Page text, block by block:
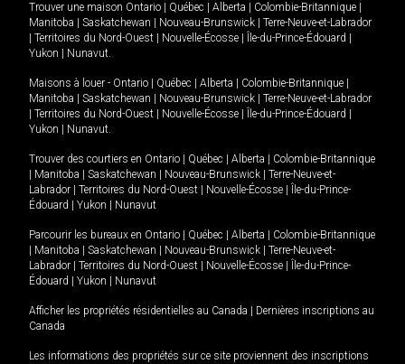
Trouver une maison Ontario Québec Alberta Colombie-Britannique
Manitoba
Saskatchewan Nouveau-Brunswick
Terre-Neuve-et-Labrador
Territoires du Nord-Ouest Nouvelle-Écosse Île-du-Prince-Édouard
Yukon
Nunavut.
Maisons à louer - Ontario Québec Alberta Colombie-Britannique
Manitoba
Saskatchewan Nouveau-Brunswick
Terre-Neuve-et-Labrador
Territoires du Nord-Ouest Nouvelle-Écosse Île-du-Prince-Édouard
Yukon
Nunavut.
Trouver des courtiers en Ontario Québec Alberta
Colombie-Britannique
Manitoba Saskatchewan Nouveau-Brunswick
Terre-Neuve-et-
Labrador
Territoires du Nord-Ouest Nouvelle-Écosse
Île-du-Prince-
Édouard
Yukon Nunavut
Parcourir les bureaux en Ontario Québec Alberta
Colombie-Britannique
Manitoba Saskatchewan Nouveau-Brunswick
Terre-Neuve-et-
Labrador
Territoires du Nord-Ouest Nouvelle-Écosse
Île-du-Prince-
Édouard
Yukon Nunavut
Afficher les propriétés résidentielles au Canada
Dernières inscriptions au
Canada
Les informations des propriétés sur ce site proviennent des inscriptions